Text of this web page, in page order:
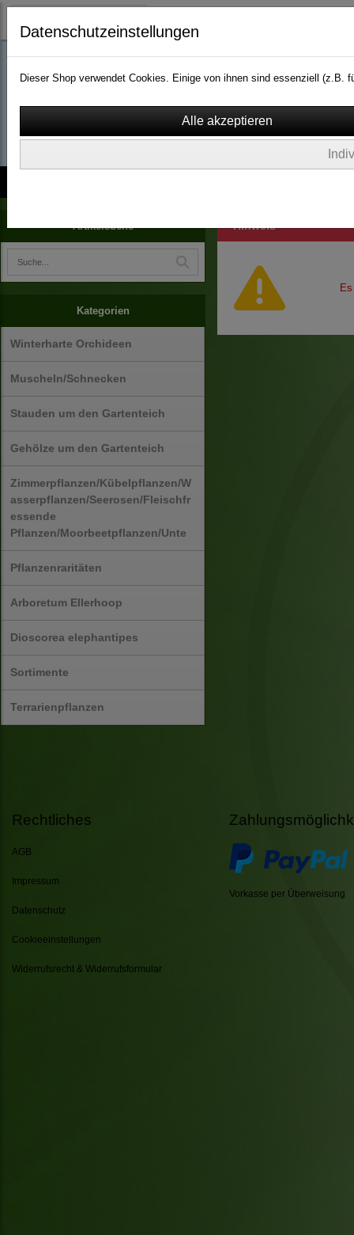
wassergarten-
Artikelsuche
Kategorien
Winterharte Orchideen
Muscheln/Schnecken
Stauden um den Gartenteich
Gehölze um den Gartenteich
Zimmerpflanzen/Kübelpflanzen/W
asserpflanzen/Seerosen/Fleischfr
essende
Pflanzen/Moorbeetpflanzen/Unte
Pflanzenraritäten
Arboretum Ellerhoop
Dioscorea elephantipes
Sortimente
Terrarienpflanzen
Hinweis
Rechtliches
AGB
Impressum
Datenschutz
Cookieeinstellungen
Widerrufsrecht & Widerrufsformular
Vorkasse per Überweisung
Datenschutzeinstellungen
Dieser Shop verwendet Cookies. Einige von ihnen sind essenziell (z.B.